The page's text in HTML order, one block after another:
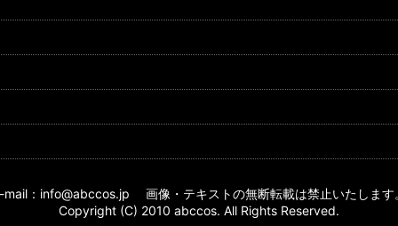
mail：info@abccos.jp 画像・テキストの無断転載は禁止いたします
Copyright (C) 2010 abccos. All Rights Reserved.